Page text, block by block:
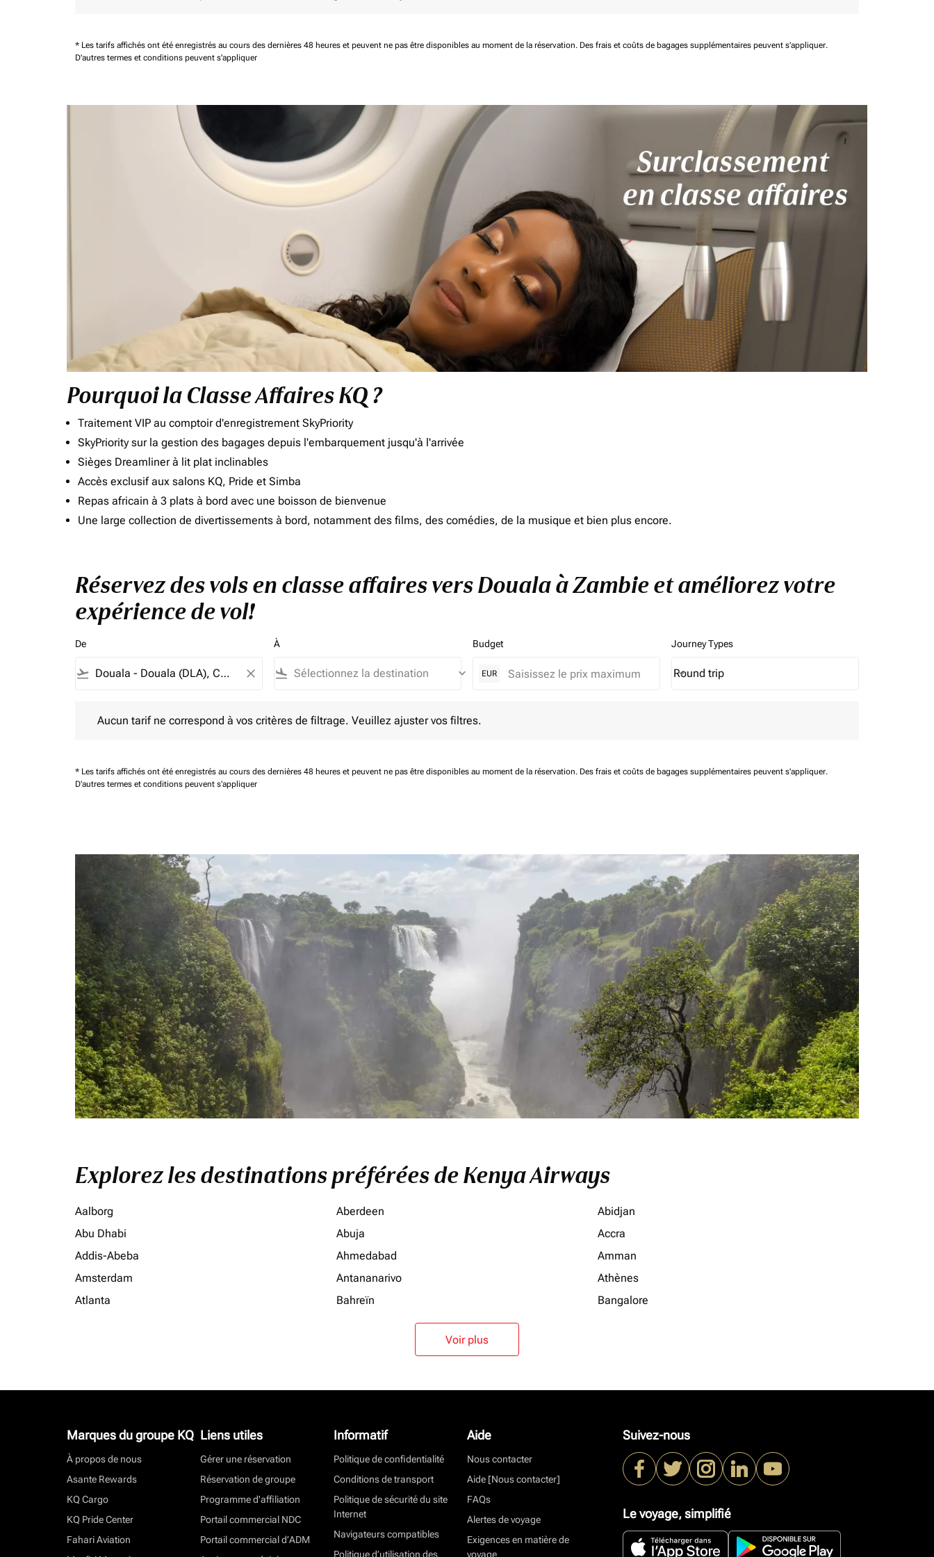
* Les tarifs affichés ont été enregistrés au cours des dernières 48 heures et peuvent ne pas être disponibles au moment de la réservation. Des frais et coûts de bagages supplémentaires peuvent s'appliquer.
D'autres termes et conditions peuvent s'appliquer
Pourquoi la Classe Affaires KQ ?
Traitement VIP au comptoir d'enregistrement SkyPriority
SkyPriority sur la gestion des bagages depuis l'embarquement jusqu'à l'arrivée
Sièges Dreamliner à lit plat inclinables
Accès exclusif aux salons KQ, Pride et Simba
Repas africain à 3 plats à bord avec une boisson de bienvenue
Une large collection de divertissements à bord, notamment des films, des comédies, de la musique et bien plus encore.
Réservez des vols en classe affaires vers Douala à Zambie et améliorez votre
expérience de vol!
De
flight_takeoff close
À
flight_land keyboard_arrow_down
Budget
EUR
Journey Types
Journey Types option Round trip Selected
Round trip
keyboard_arrow_down
Aucun tarif ne correspond à vos critères de filtrage. Veuillez ajuster vos filtres.
* Les tarifs affichés ont été enregistrés au cours des dernières 48 heures et peuvent ne pas être disponibles au moment de la réservation. Des frais et coûts de bagages supplémentaires peuvent s'appliquer.
D'autres termes et conditions peuvent s'appliquer
Explorez les destinations préférées de Kenya Airways
Aalborg Aberdeen
Abidjan
Abu Dhabi
Abuja
Accra
Addis-Abeba
Ahmedabad
Amman
Amsterdam
Antananarivo
Athènes
Atlanta
Bahreïn Bangalore
Voir plus
Marques du groupe KQ
À propos de nous
Asante Rewards
KQ Cargo
KQ Pride Center
Fahari Aviation
Liens utiles
Gérer une réservation
Réservation de groupe
Programme d'affiliation
Portail commercial NDC
Portail commercial d’ADM
Informatif
Politique de confidentialité
Conditions de transport
Politique de sécurité du site
Internet
Navigateurs compatibles
Politique d’utilisation des
Aide
Nous contacter
Aide [Nous contacter]
FAQs
Alertes de voyage
Exigences en matière de
voyage
Suivez-nous
Le voyage, simplifié